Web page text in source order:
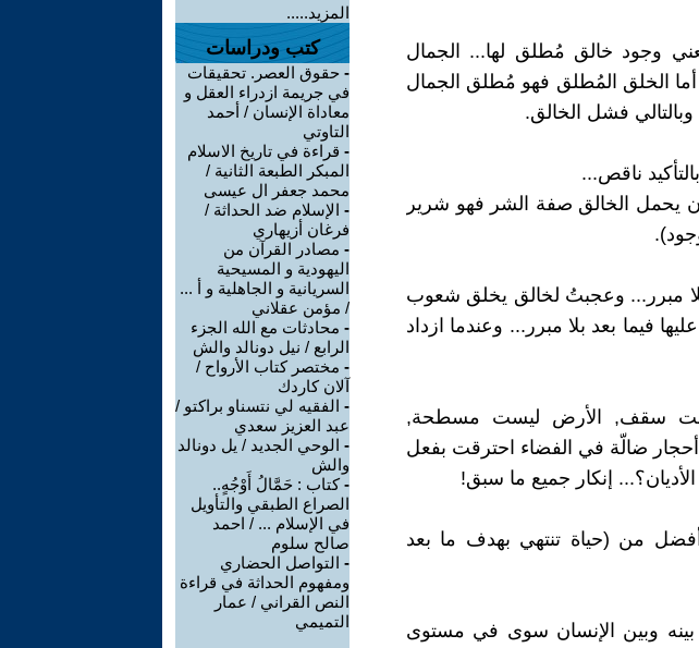
وجود خالق مُطلق لها... الجمال
الخلق المُطلق فهو مُطلق الجمال
فشل الخالق.
ناقص...
يحمل الخالق صفة الشر فهو شرير
مبرر... وعجبتُ لخالق يخلق شعوب
فيما بعد بلا مبرر... وعندما ازداد
سقف, الأرض ليست مسطحة,
ضالّة في الفضاء احترقت بفعل
إنكار جميع ما سبق!
من (حياة تنتهي بهدف ما بعد
بينه وبين الإنسان سوى في مستوى
المزيد.....
كتب ودراسات
- حقوق العصر. تحقيقات
في جريمة ازدراء العقل و
معاداة الإنسان / أحمد
التاوتي
- قراءة في تاريخ الاسلام
المبكر الطبعة الثانية /
محمد جعفر ال عيسى
- الإسلام ضد الحداثة /
فرغان أزيهاري
- مصادر القرآن من
اليهودية و المسيحية
السريانية و الجاهلية و أ ...
/ مؤمن عقلاني
- محادثات مع الله الجزء
الرابع / نيل دونالد والش
- مختصر كتاب الأرواح /
آلان كاردك
- الفقيه لي نتسناو براكتو /
عبد العزيز سعدي
- الوحي الجديد / يل دونالد
والش
-كتاب : حَمَّالُ أَوْجُهٍ..
الصراع الطبقي والتأويل
في الإسلام ... / احمد
صالح سلوم
- التواصل الحضاري
ومفهوم الحداثة في قراءة
النص القراني / عمار
التميمي